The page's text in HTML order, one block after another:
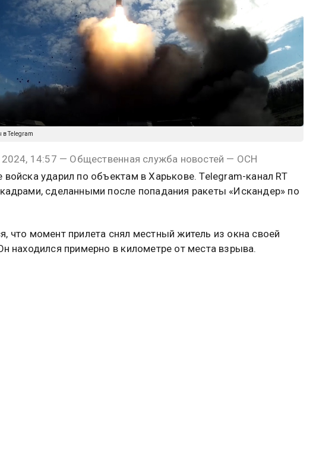
в Telegram
2024, 14:57 — Общественная служба новостей — ОСН
войска ударил по объектам в Харькове. Telegram-канал RT
сделанными после попадания ракеты «Искандер» по
что момент прилета снял местный житель из окна своей
находился примерно в километре от места взрыва.